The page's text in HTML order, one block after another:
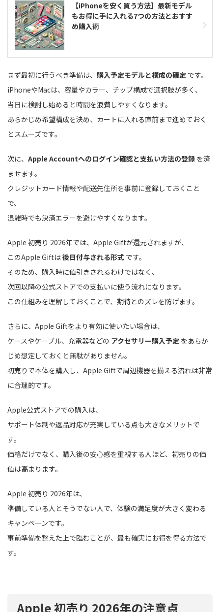
【iPhoneを安く買う方法】最新モデル
もお得に手に入れる7つの方法とおすす
め購入術
まず最初に行うべき準備は、 購入予定モデルと構成の確定 です。
iPhoneやMacは、容量やカラー、チップ構成で選択肢が多く、
当日に検討し始めると時間を浪費しやすくなります。
あらかじめ希望構成を決め、カートに入れる直前まで進めておく
とスムーズです。
次に、 Apple Accountへのログイン確認と支払い方法の登録 を済
ませます。
クレジットカード情報や配送先住所を事前に登録しておくこと
で、
混雑時でも決済エラーを避けやすくなります。
Apple 初売り 2026年では、Apple Giftが還元されますが、
このApple Giftは後日付与される形式 です。
そのため、購入時に値引きされるわけではなく、
次回以降の公式ストアでの支払いに使う流れになります。
この仕組みを理解しておくことで、期待とのズレを防げます。
さらに、Apple Giftをより有効に使いたい場合は、
ケースやケーブル、充電器などの アクセサリー購入予定 をあらか
じめ想定しておくと無駄がありません。
初売りで本体を購入し、Apple Giftで周辺機器を揃える流れは非常
に合理的です。
Apple公式ストアでの購入は、
サポート体制や返品対応が充実している点も大きなメリットで
す。
価格だけでなく、購入後の安心感を重視する人ほど、初売りの価
値は高まります。
Apple 初売り 2026年は、
準備している人とそうでない人で、体験の満足度が大きく変わる
キャンペーンです。
事前準備を整えた上で臨むことが、最も確実にお得を得る方法で
す。
Apple 初売り 2026年の注意点